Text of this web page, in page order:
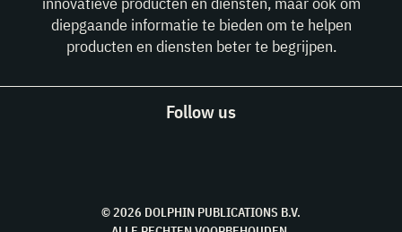
diepgaande informatie te bieden om te helpen
producten en diensten beter te begrijpen.
Follow us
© 2026 DOLPHIN PUBLICATIONS B.V.